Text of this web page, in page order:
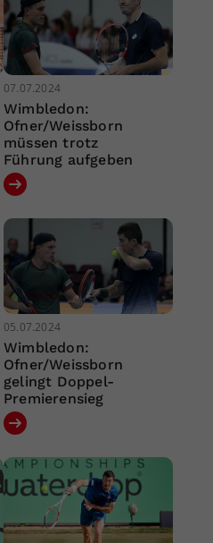
07.07.2024
Wimbledon:
Ofner/Weissborn
müssen trotz
Führung aufgeben
05.07.2024
Wimbledon:
Ofner/Weissborn
gelingt Doppel-
Premierensieg